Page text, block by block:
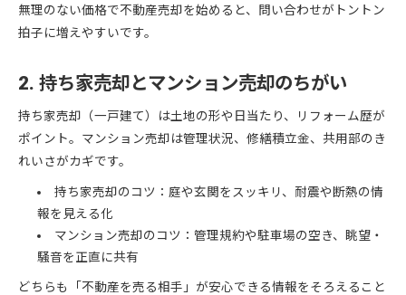
無理のない価格で不動産売却を始めると、問い合わせがトントン
拍子に増えやすいです。
2. 持ち家売却とマンション売却のちがい
持ち家売却（一戸建て）は土地の形や日当たり、リフォーム歴が
ポイント。マンション売却は管理状況、修繕積立金、共用部のき
れいさがカギです。
持ち家売却のコツ：庭や玄関をスッキリ、耐震や断熱の情
報を見える化
マンション売却のコツ：管理規約や駐車場の空き、眺望・
騒音を正直に共有
どちらも「不動産を売る相手」が安心できる情報をそろえること